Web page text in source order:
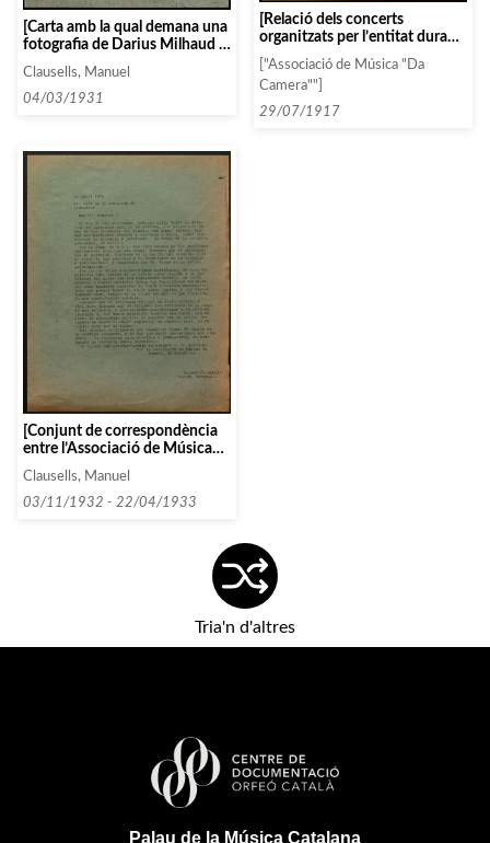
[Carta amb la qual demana una
fotografia de Darius Milhaud i,
autors moderns]
Clausells, Manuel
04/03/1931
[Relació dels concerts
organitzats per l’entitat durant
la temporada 1916-1917
(inclou dates i caxets)]
["Associació de Música "Da
Camera""]
29/07/1917
[Conjunt de correspondència
entre l’Associació de Música
entitats que comencen amb les
lletres J i K, entorn de 1933]
Clausells, Manuel
03/11/1932 - 22/04/1933
Tria'n d'altres
Palau de la Música Catalana